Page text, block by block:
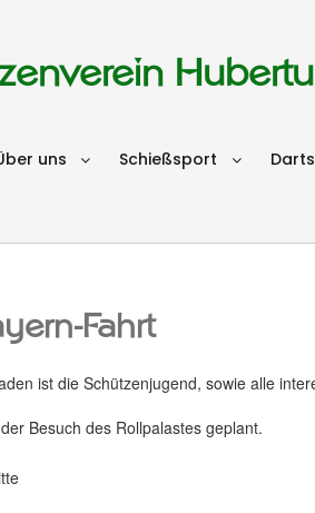
uns Schießsport
Fahrt
ist die Schützenjugend, sowie alle
Besuch des Rollpalastes geplant.